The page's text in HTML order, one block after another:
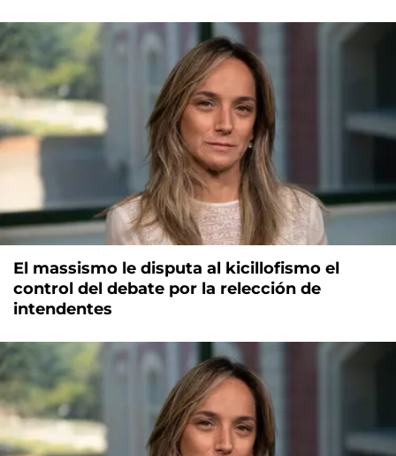
El massismo le disputa al kicillofismo el
control del debate por la relección de
intendentes